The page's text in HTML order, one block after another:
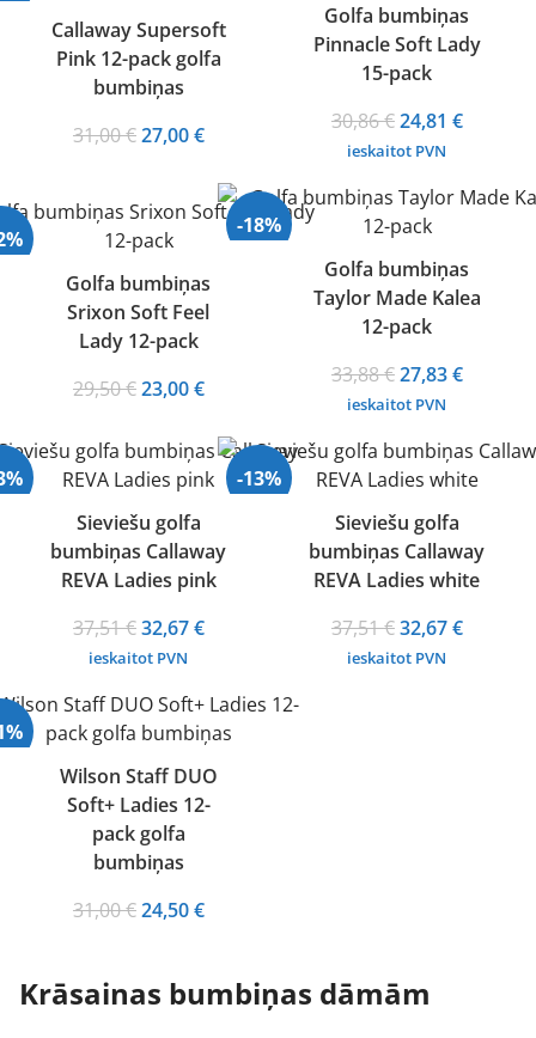
Callaway Supersoft
Pink 12-pack golfa
bumbiņas
31,00€Original
31,00 €.
27,00€Current
is:
27,00 €.
Golfa bumbiņas
Pinnacle Soft Lady
15-pack
30,86€Original
price
30,86 €.
24,81 €Current
24,81 €.
ieskaitot PVN
Golfa bumbiņas
Srixon Soft Feel
Lady 12-pack
29,50€Original
was:
29,50 €.
23,00€Current
is:
23,00 €.
-18%
Golfa bumbiņas
Taylor Made Kalea
12-pack
33,88€Original
price
33,88 €.
27,83€Current
27,83 €.
ieskaitot PVN
Sieviešu golfa
bumbiņas Callaway
REVA Ladies pink
37,51€Original
price
37,51 €.
32,67€Current
32,67 €.
ieskaitot PVN
-13%
Izpārdots
Sieviešu golfa
bumbiņas Callaway
REVA Ladies white
37,51€Original
price
32,67€Current
ieskaitot PVN
Wilson Staff DUO
Soft+ Ladies 12-
pack golfa
bumbiņas
31,00€Original
31,00 €.
24,50€Current
24,50 €.
Krāsainas bumbiņas dāmām